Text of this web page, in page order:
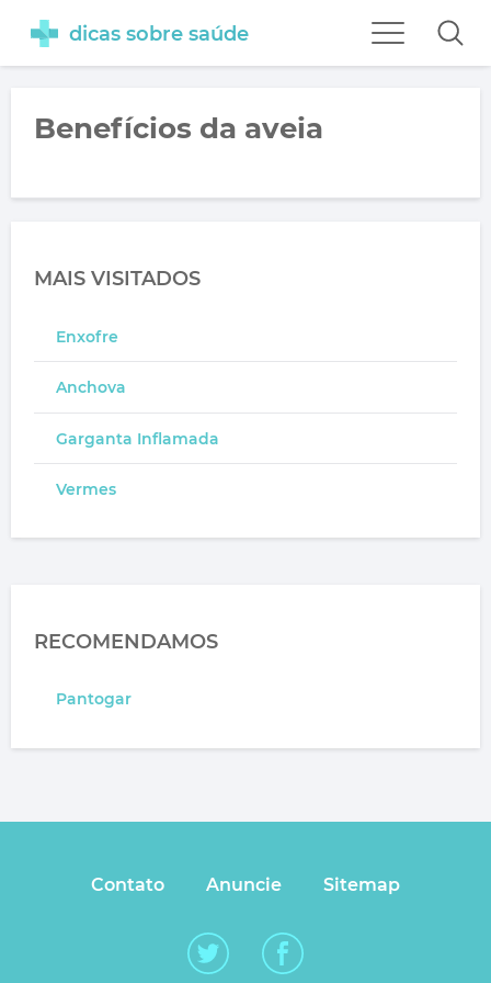
dicas sobre saúde
Benefícios da aveia
MAIS VISITADOS
Enxofre
Anchova
Garganta Inflamada
Vermes
RECOMENDAMOS
Pantogar
Contato Anuncie Sitemap